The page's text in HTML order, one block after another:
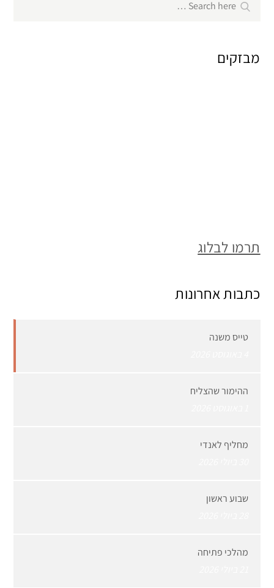
for:
Search
מבזקים
תרמו לבלוג
כתבות אחרונות
טייס משנה
ההימור שהצליח
מחליף לאנדי
שבוע ראשון
מהלכי פתיחה